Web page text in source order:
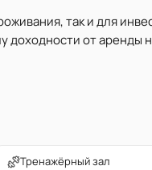
так и для
доходности от аренды
Тренажёрный зал